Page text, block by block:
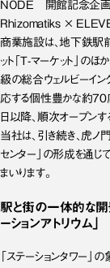
NODE　開館記念企
Rhizomatiks ×
商業施設は、地下鉄駅前
ット「T-マーケット」の
級の総合ウェルビーイン
応する個性豊かな約70
日以降、順次オープンす
当社は、引き続き、虎ノ
センター」の形成を通じ
まいります。
駅と街の一体的な
ーションアトリウム」
「ステーションタワー」